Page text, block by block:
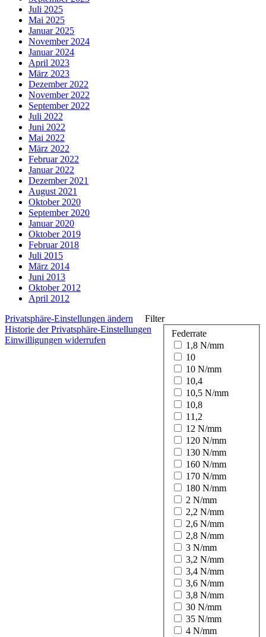
Juli 2025
Mai 2025
Januar 2025
November 2024
Januar 2024
April 2023
März 2023
Dezember 2022
November 2022
September 2022
Juli 2022
Juni 2022
Mai 2022
März 2022
Februar 2022
Januar 2022
Dezember 2021
August 2021
Oktober 2020
September 2020
Januar 2020
Oktober 2019
Februar 2018
Juli 2015
März 2014
Juni 2013
Oktober 2012
April 2012
Privatsphäre-Einstellungen ändern
Historie der Privatsphäre-Einstellungen
Einwilligungen widerrufen
Filter
Federrate
1,8 N/mm
10
10 N/mm
10,4
10,5 N/mm
10,8
11,2
12 N/mm
120 N/mm
130 N/mm
160 N/mm
170 N/mm
180 N/mm
2 N/mm
2,2 N/mm
2,6 N/mm
2,8 N/mm
3 N/mm
3,2 N/mm
3,4 N/mm
3,6 N/mm
3,8 N/mm
30 N/mm
35 N/mm
4 N/mm